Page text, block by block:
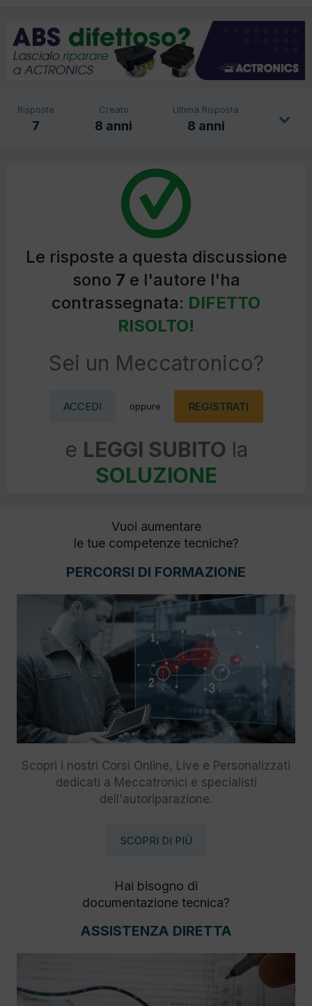
Risposte
7
Creato
8 anni
Ultima Risposta
8 anni
Le risposte a questa discussione
sono 7 e l'autore l'ha
contrassegnata: DIFETTO
RISOLTO!
Sei un Meccatronico?
ACCEDI oppure REGISTRATI
e LEGGI SUBITO la
SOLUZIONE
Vuoi aumentare
le tue competenze tecniche?
PERCORSI DI FORMAZIONE
Scopri i nostri Corsi Online, Live e Personalizzati
dedicati a Meccatronici e specialisti
dell'autoriparazione.
SCOPRI DI PIÙ
Hai bisogno di
documentazione tecnica?
ASSISTENZA DIRETTA